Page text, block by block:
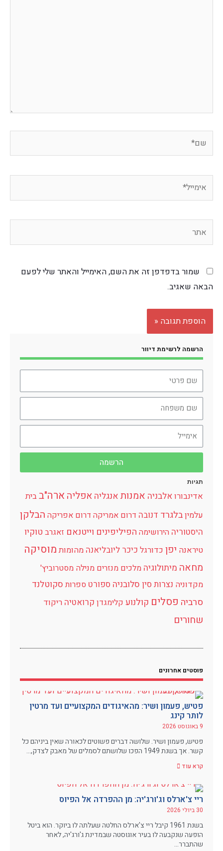
שמור בדפדפן זה את השם, האימייל והאתר שלי לפעם
הבאה שאגיב.
הרשמה לרשימת דיוור
הרשמה
תגיות
אדינבורואלבניה אמנות אנגליה אפליה ארה"בבית
עלמיןבלגרד דנובה דרום אמריקה דרום אפריקה הבלקן
היסטוריה הירושימה הפיליפינים וייטנאם זאגרב טוקיו
טיראנה יפן כדורגל כיכר ליובליאנה מהומות מוסיקה
מחאה מיתולוגיה מלכים מנזרים מנילה מסטרוביץ'
מקדוניה נצרות סין סלובניה ספורט ספרות סקוטלנד
סרביה פסלים קולנוע קלימגדן קרואטיה ריקוד
שחורים
פוסטים אחרונים
פטיש, פעמון ושיר: מהאיגודים המקצועיים ועד מרטין
לותר קינג
9 באוגוסט 2026
פטיש, פעמון ושיר. שלושה דברים פשוטים לכאורה שאין ביניהם כל
קשר. אך בשנת 1949 הפכו שלושתם לסמלים של מאבק לצדק,…
קרא עוד
ריי צ'ארלס וג'ורג'יה: מן ההפרדה אל הפיוס
30 ביולי 2026
בשנת 1961 קיבל ריי צ'ארלס החלטה שעלתה לו ביוקר. הוא ביטל
הופעה שנקבעה לו בעיר אוגוסטה שבמדינת ג'ורג'יה, לאחר
שהתברר…